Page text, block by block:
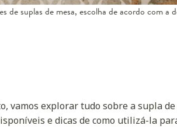
de suplas de mesa, escolha de acordo com a
vamos explorar tudo sobre a supla
e dicas de como utilizá-la